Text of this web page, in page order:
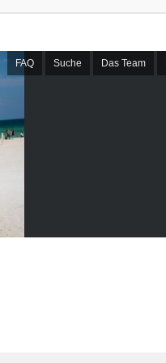
FAQ Suche Das Team